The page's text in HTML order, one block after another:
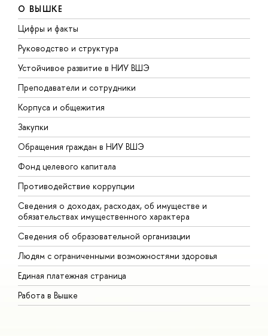
О ВЫШКЕ
Цифры и факты
Руководство и структура
Устойчивое развитие в НИУ ВШЭ
Преподаватели и сотрудники
Корпуса и общежития
Закупки
Обращения граждан в НИУ ВШЭ
Фонд целевого капитала
Противодействие коррупции
Сведения о доходах, расходах, об имуществе и
обязательствах имущественного характера
Сведения об образовательной организации
Людям с ограниченными возможностями здоровья
Единая платежная страница
Работа в Вышке